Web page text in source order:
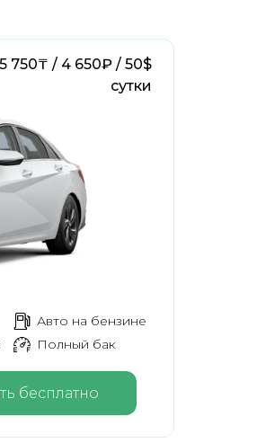
бесплатно
750₸ / 4 650₽ / 50$
сутки
Авто на бензине
Полный бак